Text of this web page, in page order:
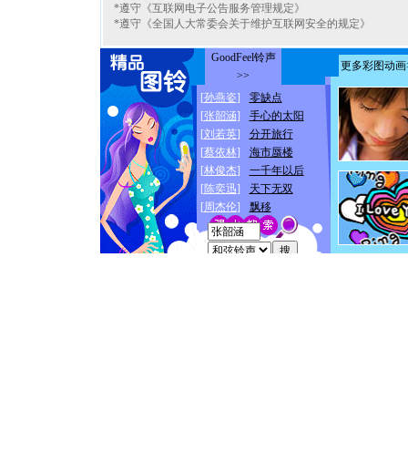
*遵守《互联网电子公告服务管理规定》
*遵守《全国人大常委会关于维护互联网安全的规定》